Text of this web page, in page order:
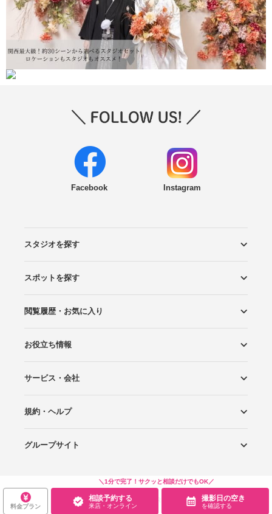
＼1分で完了！サクッと相談だけでもOK／
料金プラン
相談予約する
来店・オンライン
撮影日の空き
を確認する
Facebook Instagram
スタジオを探す
エリアから探す
こだわりから探す
NEW PHOTO STYLE
プランから探す
フォトタイプ診断
フォトグラファーから探す
国内リゾートから探す
スポットを探す
ロケーションから探す
スタジオから探す
閲覧履歴・お気に入り
閲覧スタジオ
お気に入り
お役立ち情報
Wedding Photo マガジン
はじめてガイド
サービス・会社
Photoraitとは
スタジオの掲載について
お問い合わせ
運営会社
サイトマップ
規約・ヘルプ
プライバシーポリシー
利用規約
ヘルプ
グループサイト
Wedding Park 海外
Copyright©WEDDING PARK CO.,LTD.